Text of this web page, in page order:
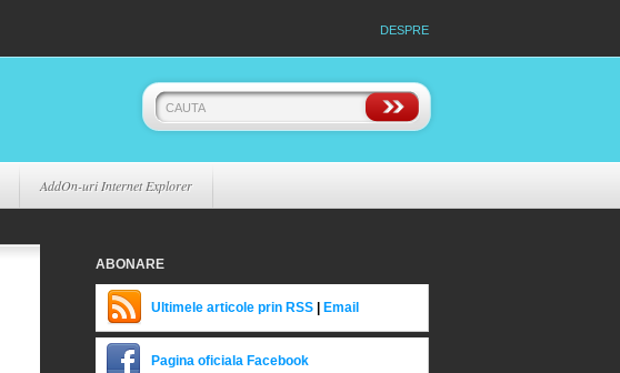
DESPRE
AddOn-uri Internet Explorer
ABONARE
Ultimele articole prin RSS Email
Pagina oficiala Facebook